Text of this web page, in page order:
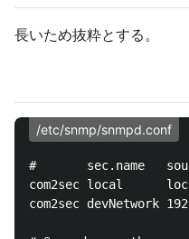
長いため抜粋とする。
/etc/snmp/snmpd.conf
#       sec.name
com2sec local
com2sec devNetwork